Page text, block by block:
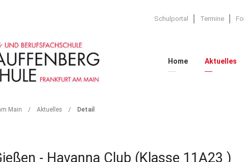
Schulportal Termine
Home Aktuelles
Main / Aktuelles / Detail
- Havanna Club (Klasse 11A23 )